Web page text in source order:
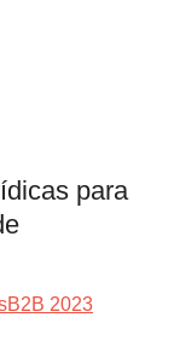
para
2023